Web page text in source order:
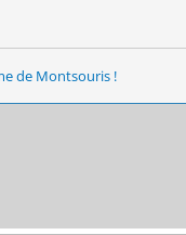
de Montsouris !